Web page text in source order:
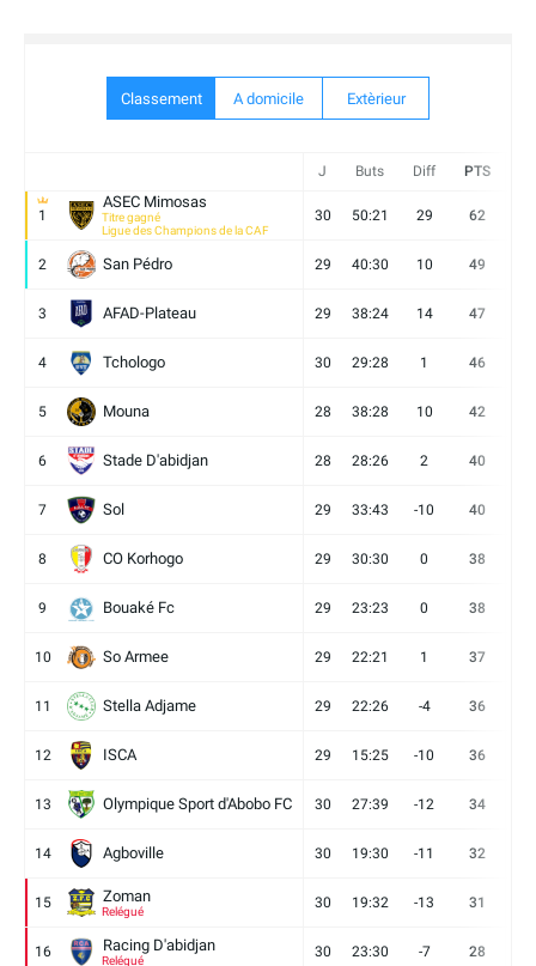
Classement A domicile Extèrieur
J Buts Diff PTS
1
ASEC Mimosas
Titre gagné
Ligue des Champions de la CAF
30 50:21 29 62
2 San Pédro 29 40:30 10 49
3 AFAD-Plateau 29 38:24 14 47
4 Tchologo 30 29:28 1 46
5 Mouna 28 38:28 10 42
6 Stade D'abidjan 28 28:26 2 40
7 Sol 29 33:43 -10 40
8 CO Korhogo 29 30:30 0 38
9 Bouaké Fc 29 23:23 0 38
10 So Armee 29 22:21 1 37
11 Stella Adjame 29 22:26 -4 36
12 ISCA 29 15:25 -10 36
13 Olympique Sport d'Abobo FC 30 27:39 -12 34
14 Agboville 30 19:30 -11 32
15 Zoman
Relégué
30 19:32 -13 31
16 Racing D'abidjan
Relégué
30 23:30 -7 28